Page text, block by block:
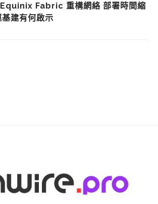
Fabric 重構網絡 部署時間縮
建有何啟示